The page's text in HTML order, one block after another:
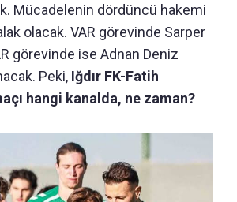
Mücadelenin dördüncü hakemi
olacak. VAR görevinde Sarper
görevinde ise Adnan Deniz
Peki, Iğdır FK-Fatih
hangi kanalda, ne zaman?